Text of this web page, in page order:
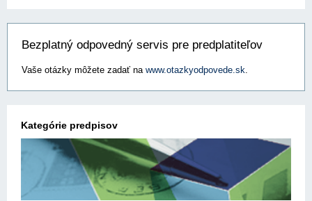
Bezplatný odpovedný servis pre predplatiteľov
Vaše otázky môžete zadať na www.otazkyodpovede.sk.
Kategórie predpisov